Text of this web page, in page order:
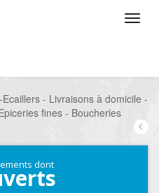
- Livraisons à domicile -
fines - Boucheries
dont